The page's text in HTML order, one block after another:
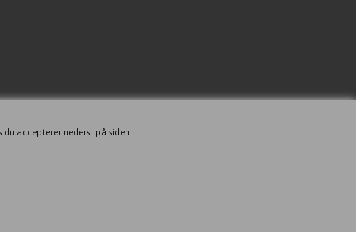
accepterer nederst på siden.